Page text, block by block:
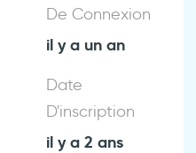
De Connexion
il y a un an
Date
D'inscription
il y a 2 ans